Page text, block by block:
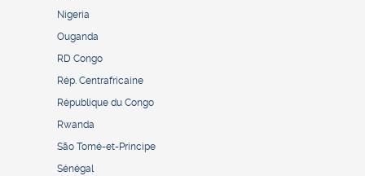
Nigeria
Ouganda
RD Congo
Rép. Centrafricaine
République du Congo
Rwanda
São Tomé-et-Principe
Sénégal